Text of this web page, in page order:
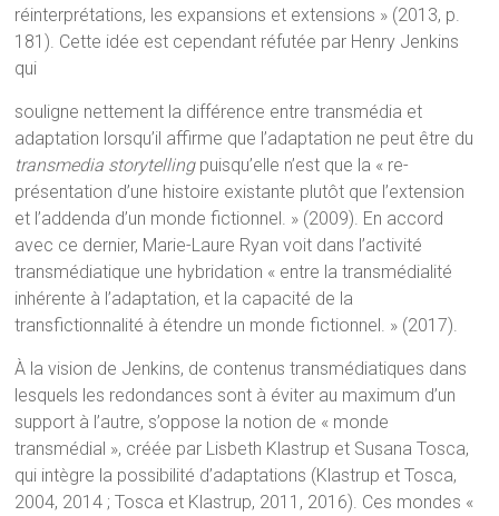
réinterprétations, les expansions et extensions » (2013, p.
181). Cette idée est cependant réfutée par Henry Jenkins
qui
souligne nettement la différence entre transmédia et
adaptation lorsqu’il affirme que l’adaptation ne peut être du
transmedia storytelling puisqu’elle n’est que la « re-
présentation d’une histoire existante plutôt que l’extension
et l’addenda d’un monde fictionnel. » (2009). En accord
avec ce dernier, Marie-Laure Ryan voit dans l’activité
transmédiatique une hybridation « entre la transmédialité
inhérente à l’adaptation, et la capacité de la
transfictionnalité à étendre un monde fictionnel. » (2017).
À la vision de Jenkins, de contenus transmédiatiques dans
lesquels les redondances sont à éviter au maximum d’un
support à l’autre, s’oppose la notion de « monde
transmédial », créée par Lisbeth Klastrup et Susana Tosca,
qui intègre la possibilité d’adaptations (Klastrup et Tosca,
2004, 2014 ; Tosca et Klastrup, 2011, 2016). Ces mondes «